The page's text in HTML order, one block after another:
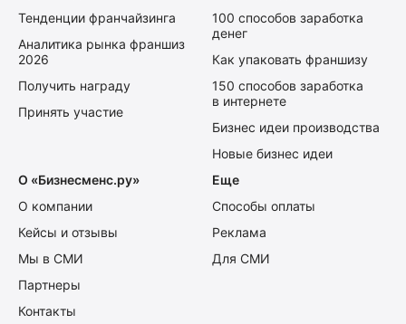
Тенденции франчайзинга
Аналитика рынка франшиз
2026
Получить награду
Принять участие
100 способов заработка
денег
Как упаковать франшизу
150 способов заработка
в интернете
Бизнес идеи производства
Новые бизнес идеи
О «Бизнесменс.ру»
О компании
Кейсы и отзывы
Мы в СМИ
Партнеры
Контакты
Еще
Способы оплаты
Реклама
Для СМИ